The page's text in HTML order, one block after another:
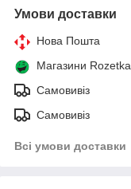
Умови доставки
Нова Пошта
Магазини Rozetka
Самовивіз
Самовивіз
Всі умови доставки